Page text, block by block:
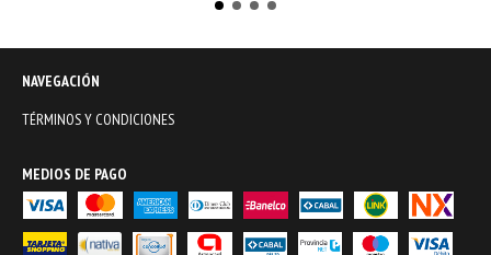
NAVEGACIÓN
TÉRMINOS Y CONDICIONES
MEDIOS DE PAGO